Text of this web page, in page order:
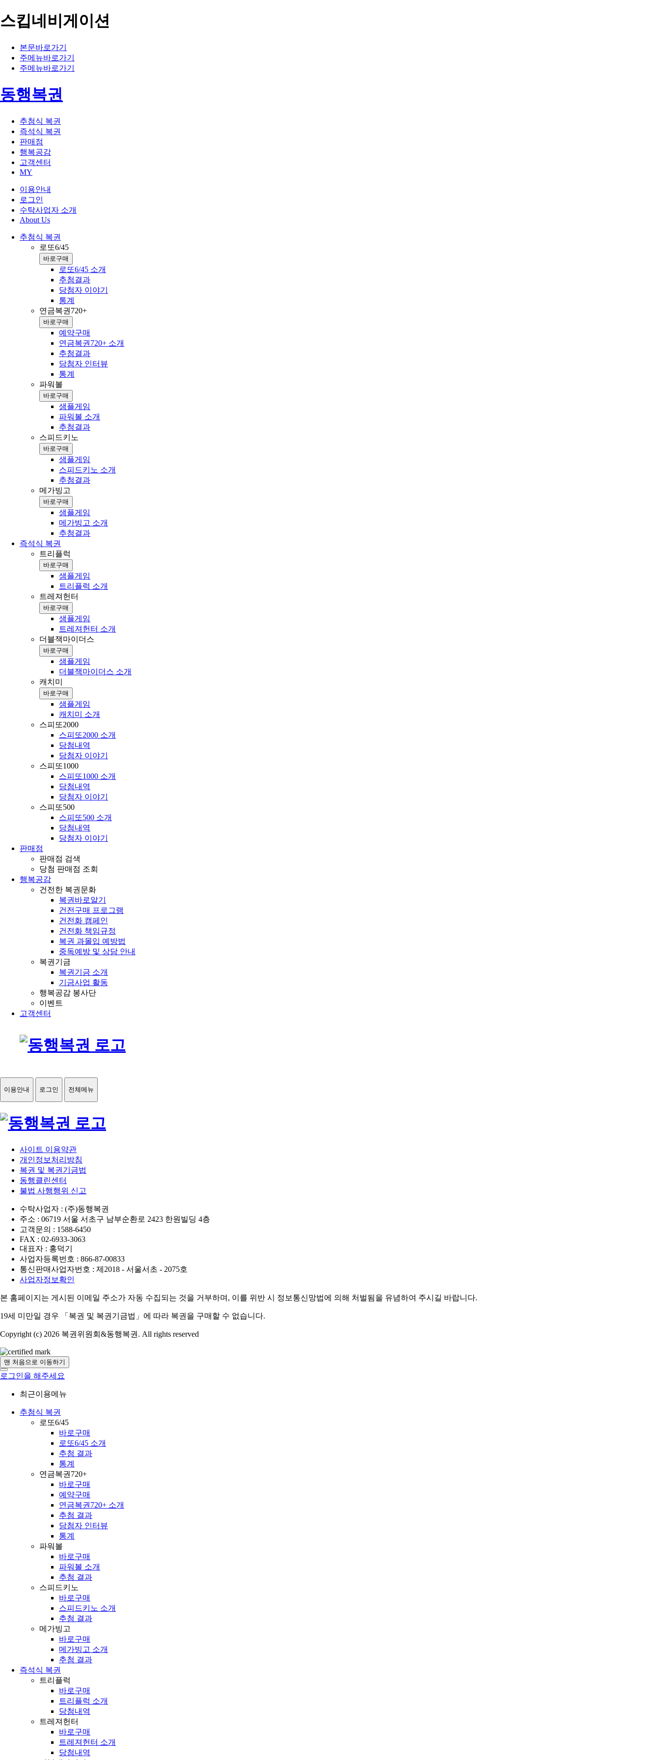
스킵네비게이션
본문바로가기
주메뉴바로가기
주메뉴바로가기
동행복권
추첨식 복권
즉석식 복권
판매점
행복공감
고객센터
MY
이용안내
로그인
수탁사업자 소개
About Us
추첨식 복권
로또6/45
바로구매
로또6/45 소개
추첨결과
당첨자 이야기
통계
연금복권720+
바로구매
예약구매
연금복권720+ 소개
추첨결과
당첨자 인터뷰
통계
파워볼
바로구매
샘플게임
파워볼 소개
추첨결과
스피드키노
바로구매
샘플게임
스피드키노 소개
추첨결과
메가빙고
바로구매
샘플게임
메가빙고 소개
추첨결과
즉석식 복권
트리플럭
바로구매
샘플게임
트리플럭 소개
트레져헌터
바로구매
샘플게임
트레져헌터 소개
더블잭마이더스
바로구매
샘플게임
더블잭마이더스 소개
캐치미
바로구매
샘플게임
캐치미 소개
스피또2000
스피또2000 소개
당첨내역
당첨자 이야기
스피또1000
스피또1000 소개
당첨내역
당첨자 이야기
스피또500
스피또500 소개
당첨내역
당첨자 이야기
판매점
판매점 검색
당첨 판매점 조회
행복공감
건전한 복권문화
복권바로알기
건전구매 프로그램
건전화 캠페인
건전화 책임규정
복권 과몰입 예방법
중독예방 및 상담 안내
복권기금
복권기금 소개
기금사업 활동
행복공감 봉사단
이벤트
고객센터
이용안내 로그인 전체메뉴
사이트 이용약관
개인정보처리방침
복권 및 복권기금법
동행클린센터
불법 사행행위 신고
수탁사업자 : (주)동행복권
주소 : 06719 서울 서초구 남부순환로 2423 한원빌딩 4층
고객문의 : 1588-6450
FAX : 02-6933-3063
대표자 : 홍덕기
사업자등록번호 : 866-87-00833
통신판매사업자번호 : 제2018 - 서울서초 - 2075호
사업자정보확인
본 홈페이지는 게시된 이메일 주소가 자동 수집되는 것을 거부하며, 이를 위반 시 정보통신망법에 의해 처벌됨을 유념하여 주시길 바랍니다.
19세 미만일 경우 「복권 및 복권기금법」에 따라 복권을 구매할 수 없습니다.
Copyright (c) 2026 복권위원회&동행복권. All rights reserved
맨 처음으로 이동하기
로그인을 해주세요
최근이용메뉴
추첨식 복권
로또6/45
바로구매
로또6/45 소개
추첨 결과
통계
연금복권720+
바로구매
예약구매
연금복권720+ 소개
추첨 결과
당첨자 인터뷰
통계
파워볼
바로구매
파워볼 소개
추첨 결과
스피드키노
바로구매
스피드키노 소개
추첨 결과
메가빙고
바로구매
메가빙고 소개
추첨 결과
즉석식 복권
트리플럭
바로구매
트리플럭 소개
당첨내역
트레져헌터
바로구매
트레져헌터 소개
당첨내역